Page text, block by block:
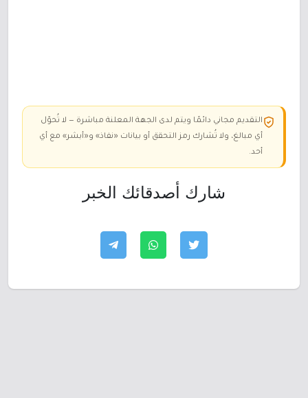
التقديم مجاني دائمًا ويتم لدى الجهة المعلنة مباشرة — لا تُحوّل
أي مبالغ، ولا تُشارك رمز التحقق أو بيانات «نفاذ» و«أبشر» مع أي
أحد.
شارك أصدقائك الخبر